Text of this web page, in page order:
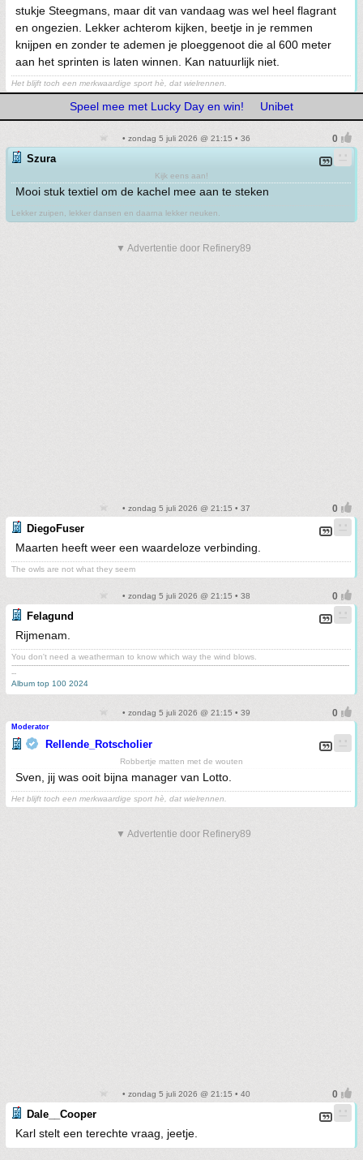
stukje Steegmans, maar dit van vandaag was wel heel flagrant
en ongezien. Lekker achterom kijken, beetje in je remmen
knijpen en zonder te ademen je ploeggenoot die al 600 meter
aan het sprinten is laten winnen. Kan natuurlijk niet.
Het blijft toch een merkwaardige sport hè, dat wielrennen.
Speel mee met Lucky Day en win! Unibet
• zondag 5 juli 2026 @ 21:15 • 36
Szura
Kijk eens aan!
Mooi stuk textiel om de kachel mee aan te steken
Lekker zuipen, lekker dansen en daarna lekker neuken.
▼ Advertentie door Refinery89
• zondag 5 juli 2026 @ 21:15 • 37
DiegoFuser
Maarten heeft weer een waardeloze verbinding.
The owls are not what they seem
• zondag 5 juli 2026 @ 21:15 • 38
Felagund
Rijmenam.
You don't need a weatherman to know which way the wind blows.
-------------------------------------------------------------------------------------------------------------------------------------------
--
Album top 100 2024
• zondag 5 juli 2026 @ 21:15 • 39
Moderator
Rellende_Rotscholier
Robbertje matten met de wouten
Sven, jij was ooit bijna manager van Lotto.
Het blijft toch een merkwaardige sport hè, dat wielrennen.
▼ Advertentie door Refinery89
• zondag 5 juli 2026 @ 21:15 • 40
Dale__Cooper
Karl stelt een terechte vraag, jeetje.